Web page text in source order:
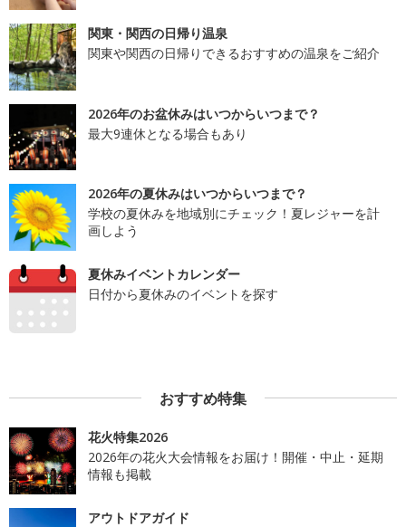
関東・関西の日帰り温泉
関東や関西の日帰りできるおすすめの温泉をご紹介
2026年のお盆休みはいつからいつまで？
最大9連休となる場合もあり
2026年の夏休みはいつからいつまで？
学校の夏休みを地域別にチェック！夏レジャーを計
画しよう
夏休みイベントカレンダー
日付から夏休みのイベントを探す
おすすめ特集
花火特集2026
2026年の花火大会情報をお届け！開催・中止・延期
情報も掲載
アウトドアガイド